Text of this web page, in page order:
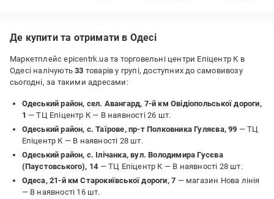
Де купити та отримати в Одесі
Маркетплейс epicentrk.ua та торговельні центри Епіцентр К в
Одесі налічують33 товарів у групі, доступних до самовивозу
сьогодні, за такими адресами:
Одеський район, сел. Авангард, 7-й км Овідіопольської дороги,
1 — ТЦ Епіцентр К — В наявності 26 шт.
Одеський район, с. Таїрове, пр-т Полковника Гуляєва, 99 — ТЦ
Епіцентр К — В наявності 28 шт.
Одеський район, с. Ілічанка, вул. Володимира Гусєва
(Паустовського), 14 — ТЦ Епіцентр К — В наявності 28 шт.
Одеса, 21-й км Старокиївської дороги, 7 — магазин Нова лінія
— В наявності 16 шт.